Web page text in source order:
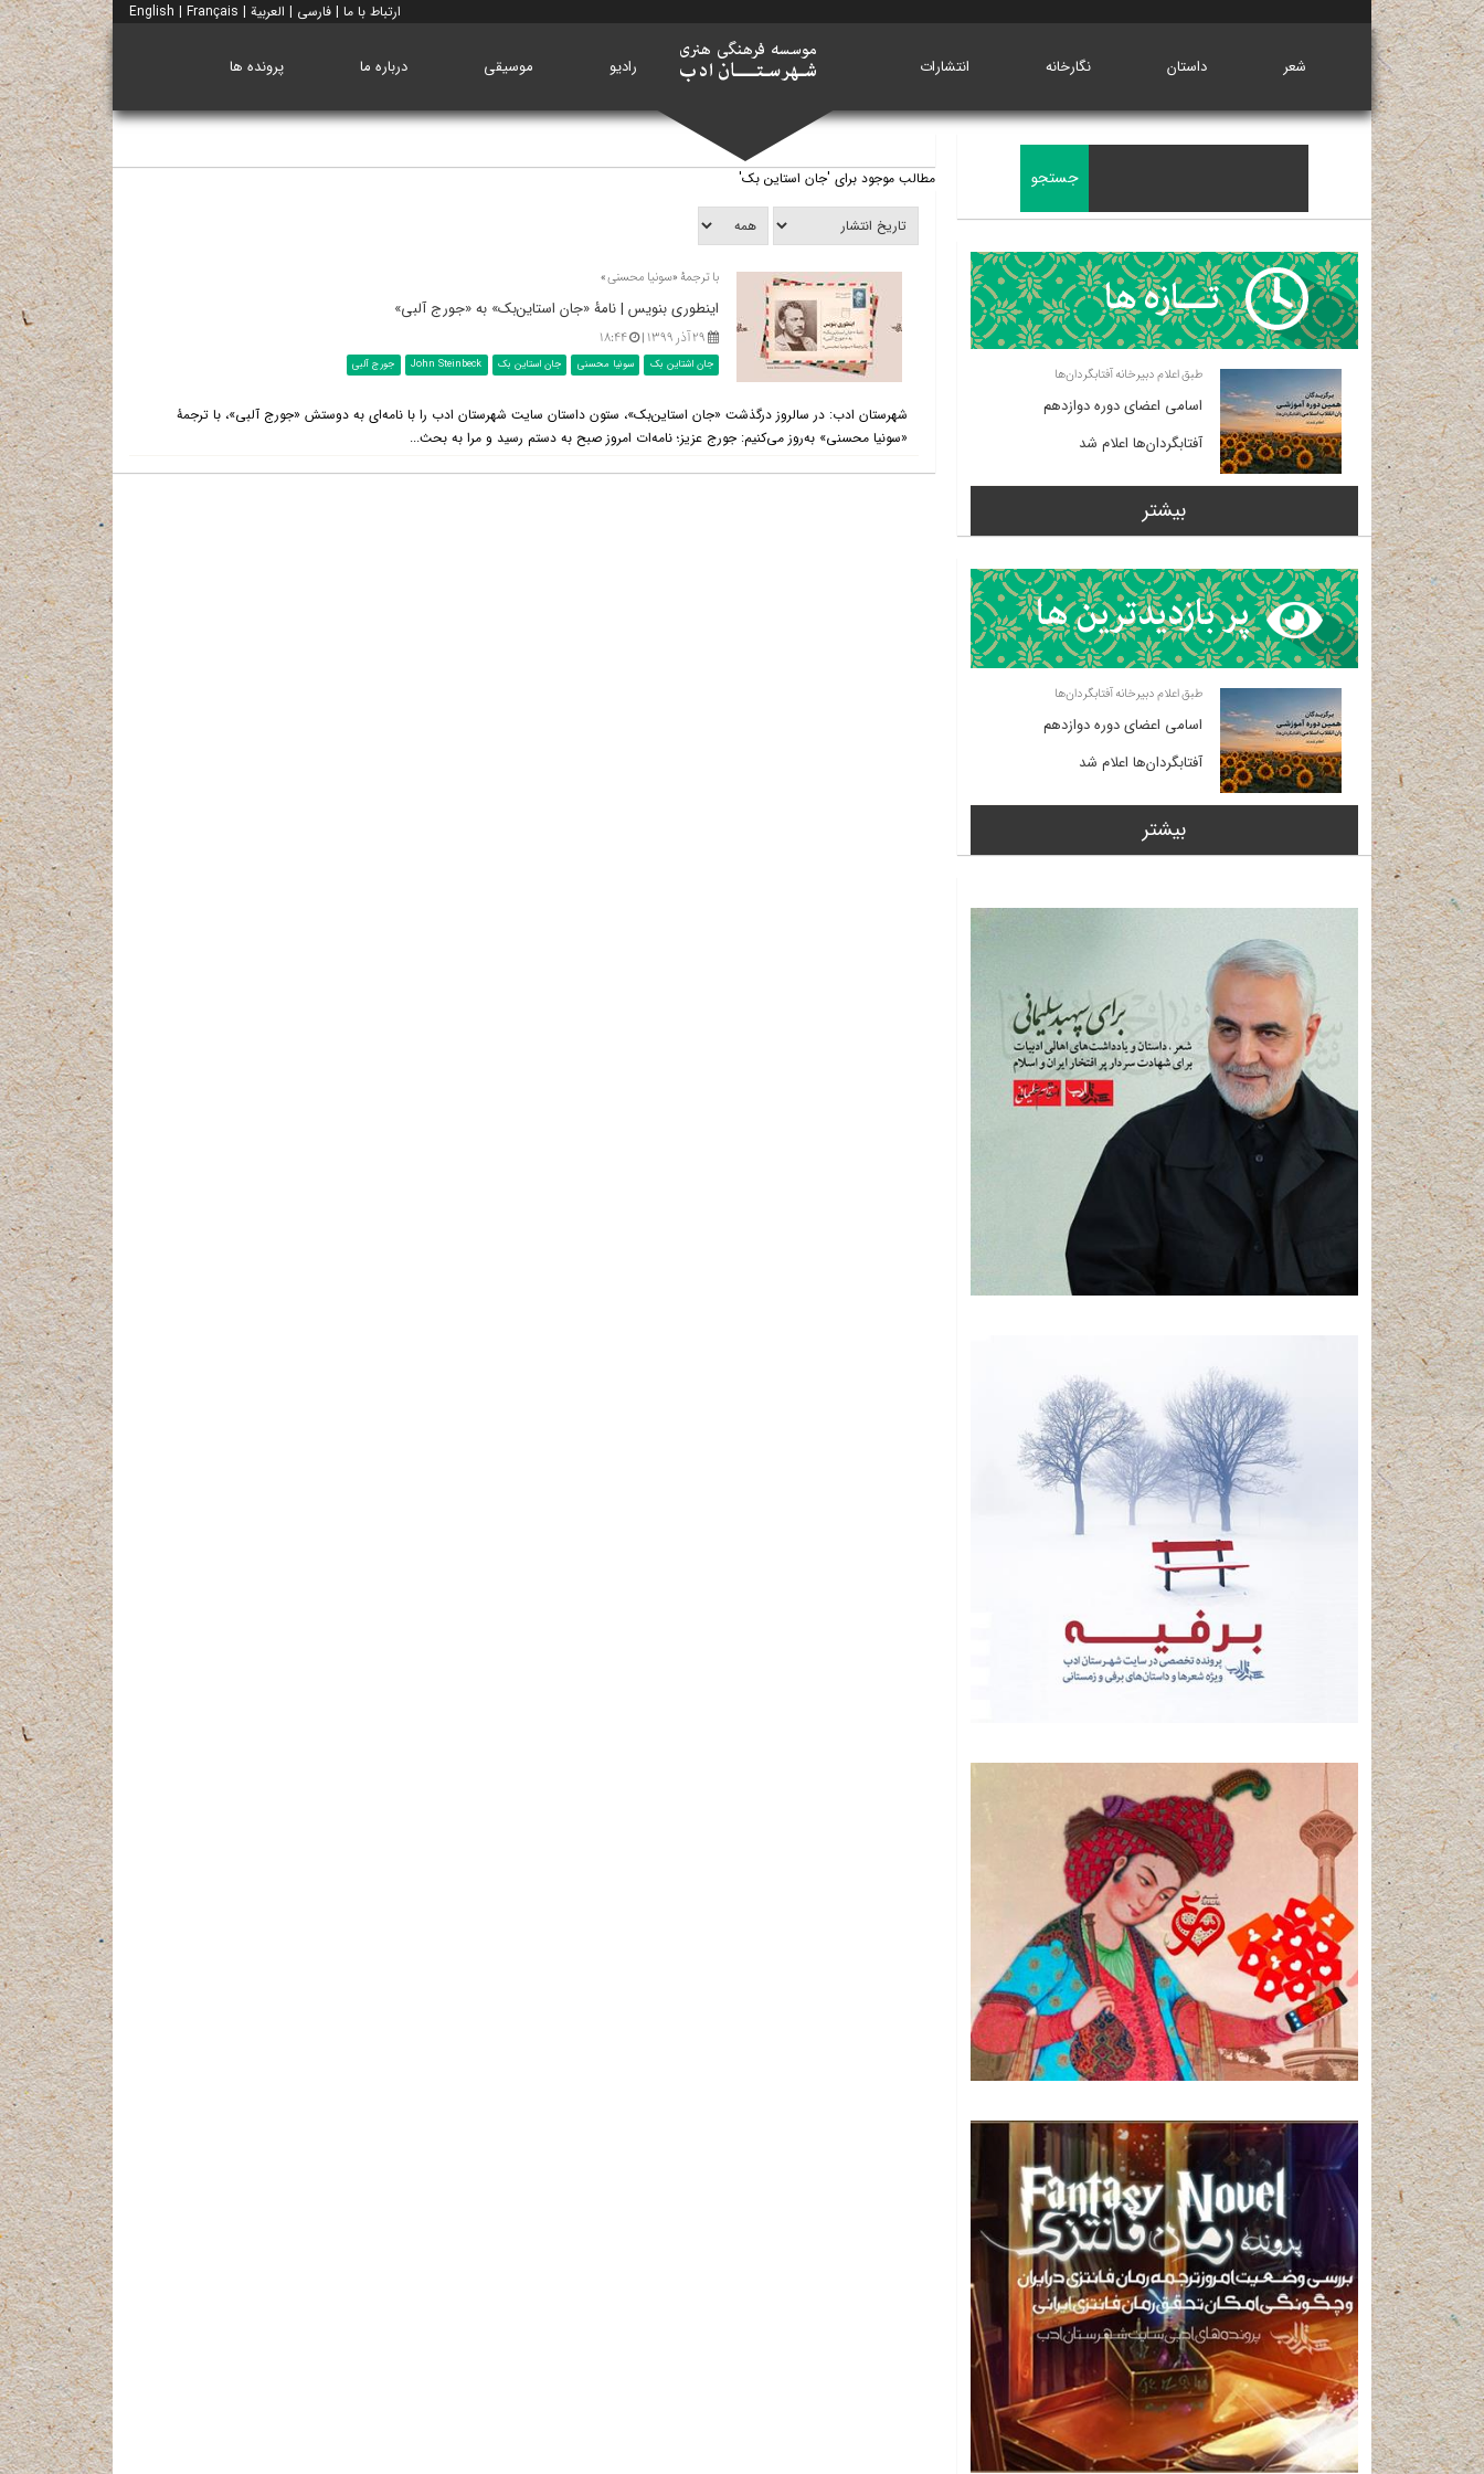
ارتباط با ما | فارسی | العربية |
English | Français
شعر داستان نگارخانه انتشارات خانه رادیو موسیقی درباره ما پرونده ها
مطالب موجود برای 'جان استاین بک'
با ترجمۀ «سونیا محسنی»
اینطوری بنویس | نامۀ «جان استاین‌بک» به «جورج آلبی»
۲۹ آذر ۱۳۹۹ | ۱۸:۴۴
جان اشتاین بک سونیا محسنی جان استاین بک John Steinbeck جورج آلبی
شهرستان ادب: در سالروز درگذشت «جان استاین‌بک»، ستون داستان سایت شهرستان ادب را با نامه‌ای به دوستش «جورج آلبی»، با ترجمۀ
«سونیا محسنی» به‌روز می‌کنیم: جورج عزیز؛ نامه‌ات امروز صبح به دستم رسید و مرا به بحث...
طبق اعلام دبیرخانه آفتابگردان‌ها
اسامی اعضای دوره دوازدهم
آفتابگردان‌ها اعلام شد
بیشتر
طبق اعلام دبیرخانه آفتابگردان‌ها
اسامی اعضای دوره دوازدهم
آفتابگردان‌ها اعلام شد
بیشتر